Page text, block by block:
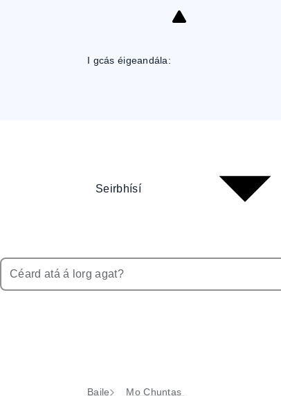
I gcás éigeandála:
Seirbhísí
Baile Mo Chuntas